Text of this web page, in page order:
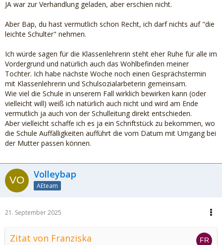
JA war zur Verhandlung geladen, aber erschien nicht.
Aber Bap, du hast vermutlich schon Recht, ich darf nichts auf "die
leichte Schulter" nehmen.
Ich würde sagen für die Klassenlehrerin steht eher Ruhe für alle im
Vordergrund und natürlich auch das Wohlbefinden meiner
Tochter. Ich habe nächste Woche noch einen Gesprächstermin
mit Klassenlehrerin und Schulsozialarbeterin gemeinsam.
Wie viel die Schule in unserem Fall wirklich bewirken kann (oder
vielleicht will) weiß ich natürlich auch nicht und wird am Ende
vermutlich ja auch von der Schulleitung direkt entschieden.
Aber vielleicht schaffe ich es ja ein Schriftstück zu bekommen, wo
die Schule Auffälligkeiten aufführt die vom Datum mit Umgang bei
der Mutter passen können.
Volleybap
AEteam
21. September 2025
Zitat von Franziska